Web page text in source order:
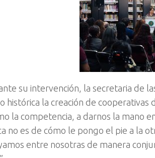
su intervención, la secretaria de
histórica la creación de cooperativas
la competencia, a darnos la mano
no es de cómo le pongo el pie a la
entre nosotras de manera